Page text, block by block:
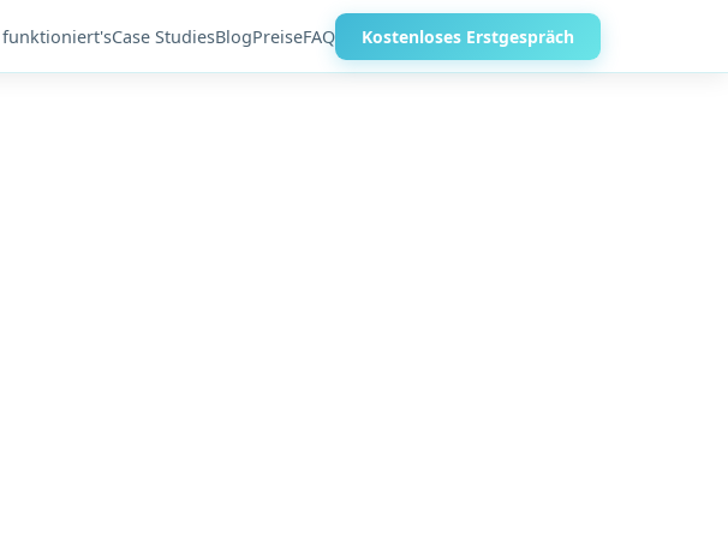
funktioniert'sCase StudiesBlogPreiseFAQ Kostenloses Erstgespräch